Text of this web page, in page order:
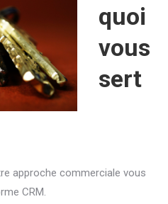
quoi
vous
sert
approche commerciale vous
CRM.